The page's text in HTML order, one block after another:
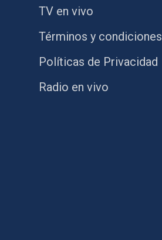
TV en vivo
Términos y condiciones
Políticas de Privacidad
Radio en vivo